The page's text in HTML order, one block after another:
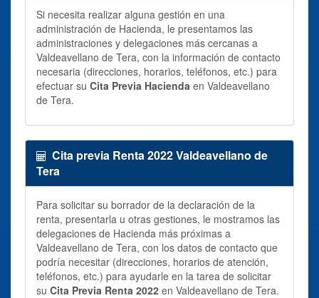
Si necesita realizar alguna gestión en una
administración de Hacienda, le presentamos las
administraciones y delegaciones más cercanas a
Valdeavellano de Tera, con la información de contacto
necesaria (direcciones, horarios, teléfonos, etc.) para
efectuar su Cita Previa Hacienda en Valdeavellano
de Tera.
Cita previa Renta 2022 Valdeavellano de
Tera
Para solicitar su borrador de la declaración de la
renta, presentarla u otras gestiones, le mostramos las
delegaciones de Hacienda más próximas a
Valdeavellano de Tera, con los datos de contacto que
podría necesitar (direcciones, horarios de atención,
teléfonos, etc.) para ayudarle en la tarea de solicitar
su Cita Previa Renta 2022 en Valdeavellano de Tera.